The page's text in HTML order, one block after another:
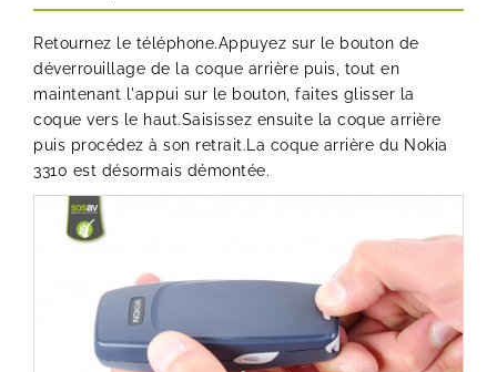
Retournez le téléphone.Appuyez sur le bouton de
déverrouillage de la coque arrière puis, tout en
maintenant l'appui sur le bouton, faites glisser la
coque vers le haut.Saisissez ensuite la coque arrière
puis procédez à son retrait.La coque arrière du Nokia
3310 est désormais démontée.